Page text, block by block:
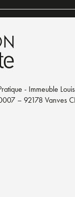
- Immeuble
– 92178 Vanves